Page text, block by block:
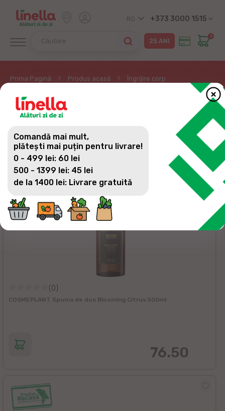
RO +373 3000 1515
0
Prima Pagină Produs acasă Îngrijire corp
ÎNGRIJIRE CORP
(0)
COSMEPLANT Spuma de dus Blooming Citrus 500ml
76.50
Comandă mai mult,
plătești mai puțin pentru livrare!
0 - 499 lei: 60 lei
500 - 1399 lei: 45 lei
de la 1400 lei: Livrare gratuită